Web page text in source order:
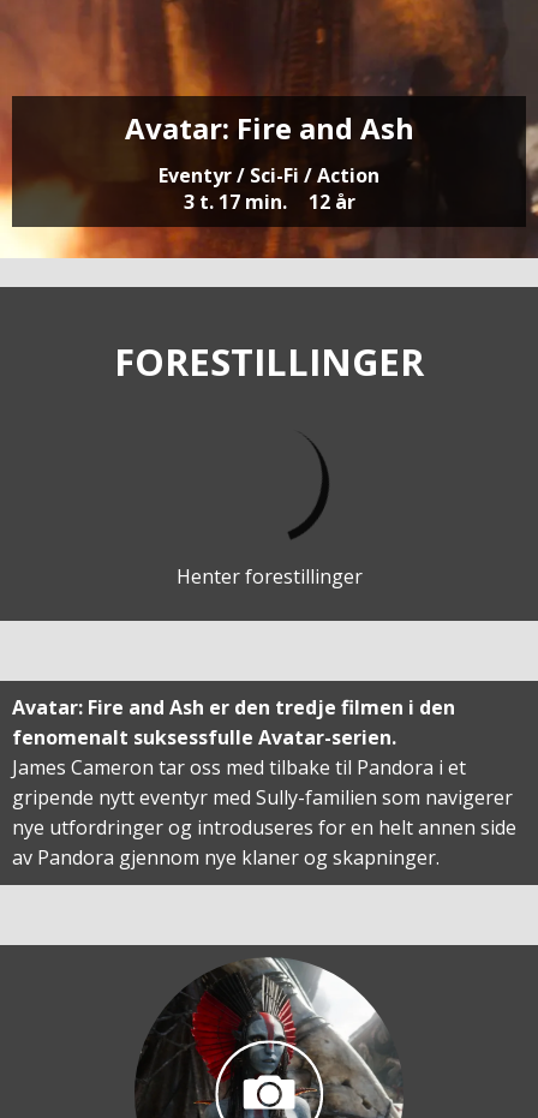
Avatar: Fire and Ash
Eventyr / Sci-Fi / Action
3 t. 17 min.
12 år
FORESTILLINGER
Henter forestillinger
Avatar: Fire and Ash er den tredje filmen i den
fenomenalt suksessfulle Avatar-serien.
James Cameron tar oss med tilbake til Pandora i et
gripende nytt eventyr med Sully-familien som navigerer
nye utfordringer og introduseres for en helt annen side
av Pandora gjennom nye klaner og skapninger.